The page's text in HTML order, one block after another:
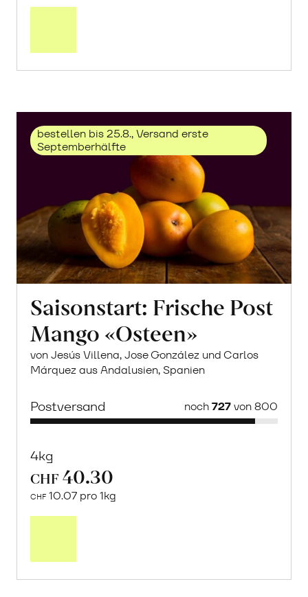
erfahren
bestellen bis 25.8., Versand erste
Septemberhälfte
Saisonstart: Frische Post
Mango «Osteen»
von Jesús Villena, Jose González und Carlos
Márquez aus Andalusien, Spanien
Postversand noch727von 800
4kg
CHF 40.30
CHF 10.07 pro 1kg
Post